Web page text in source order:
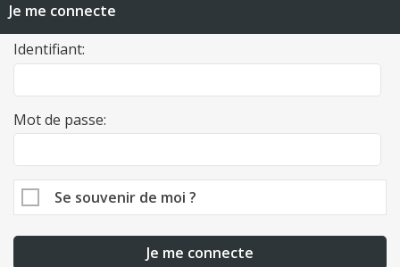
Je me connecte
Identifiant:
Mot de passe:
Se souvenir de moi ?
Je me connecte